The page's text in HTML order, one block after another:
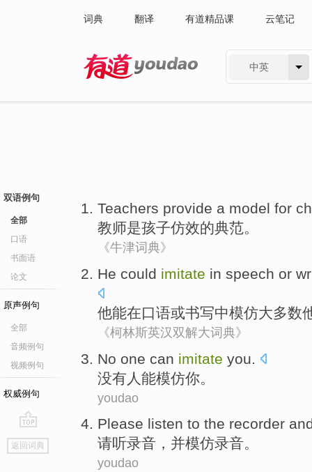
词典 翻译 有道精品课 云笔记
中英
双语例句
全部
口语
书面语
论文
原声例句
全部
音频例句
视频例句
权威例句
go
top
返回词典
Teachers provide a model for
教师是孩子仿效的典范。
《牛津词典》
He could imitate in speech or
他能在口语或书写中模仿大多数
《柯林斯英汉双解大词典》
No one can imitate you
没有 人 能模仿你 。
youdao
Please listen to the recorder
请听录音 ， 并模仿录音。
youdao